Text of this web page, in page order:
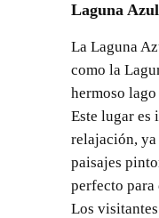
Laguna Azul
La Laguna
como la
hermoso
Este lugar es
relajación, ya
paisajes
perfecto para
Los